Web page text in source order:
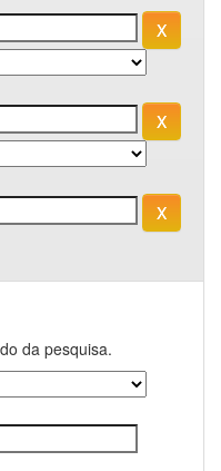
da pesquisa.